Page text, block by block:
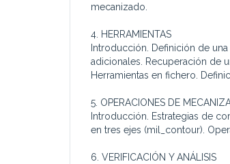
mecanizado.
4. HERRAMIENTAS
Introducción. Definición de
adicionales. Recuperación de
Herramientas en fichero.
5. OPERACIONES DE
Introducción. Estrategias de
en tres ejes (mil_contour).
6. VERIFICACIÓN Y ANÁLISIS